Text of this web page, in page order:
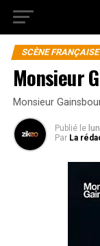
SCÈNE FRANÇAISE
Monsieur
Monsieur
Publié le
Par La